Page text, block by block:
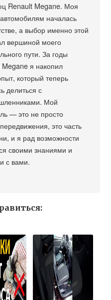
Renault Megane. Моя
автомобилям началась
а выбор именно этой
вершиной моего
пути. За годы
я накопил
который теперь
делиться с
Мой
— это не просто
это часть
и я рад возможности
своими знаниями и
с вами.